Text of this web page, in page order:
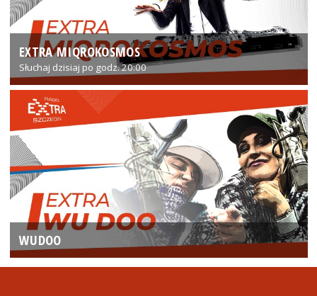
EXTRA MIQROKOSMOS
Słuchaj dzisiaj po godz. 20:00
WUDOO